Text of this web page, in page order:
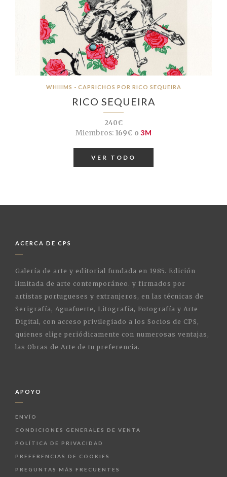
WHIIIMS - CAPRICHOS POR RICO SEQUEIRA
RICO SEQUEIRA
240€
Miembros:169€ o 3M
VER TODO
ACERCA DE CPS
Galería de arte y editorial fundada en 1985. Edición
limitada de arte contemporáneo. y firmados por
artistas portugueses y extranjeros, en las técnicas de
Serigrafía, Aguafuerte, Litografía, Fotografía y Arte
Digital, con acceso privilegiado a los Socios de CPS,
quienes elige periódicamente con numerosas ventajas,
las Obras de Arte de tu preferencia.
APOYO
ENVÍO
CONDICIONES GENERALES DE VENTA
POLÍTICA DE PRIVACIDAD
PREFERENCIAS DE COOKIES
PREGUNTAS MÁS FRECUENTES